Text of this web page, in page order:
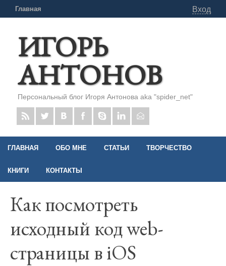
Главная Вход
ИГОРЬ
АНТОНОВ
Персональный блог Игоря Антонова aka "spider_net"
ГЛАВНАЯ ОБО МНЕ СТАТЬИ ТВОРЧЕСТВО
КНИГИ КОНТАКТЫ
Как посмотреть
исходный код web-
страницы в iOS